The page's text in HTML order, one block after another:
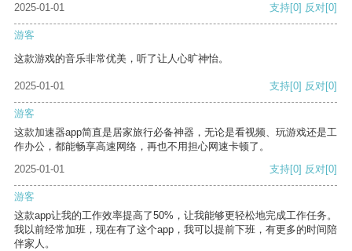
2025-01-01 支持[0] 反对[0]
游客
这款游戏的音乐非常优美，听了让人心旷神怡。
2025-01-01 支持[0] 反对[0]
游客
这款加速器app简直是居家旅行必备神器，无论是看视频、玩游戏还是工
作办公，都能畅享高速网络，再也不用担心网速卡顿了。
2025-01-01
支持[0] 反对[0]
游客
这款app让我的工作效率提高了50%，让我能够更轻松地完成工作任务。
我以前经常加班，现在有了这个app，我可以提前下班，有更多的时间陪
伴家人。